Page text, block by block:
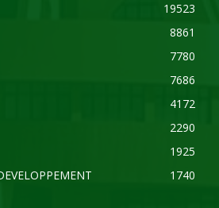
19523
8861
7780
7686
4172
2290
1925
1740